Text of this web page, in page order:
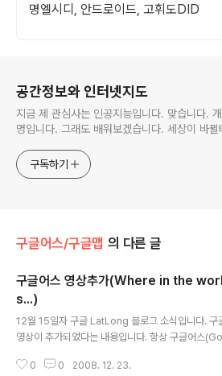
명엘시디, 안드로이드, 고휘도DID
공간정보와 인터넷지도
지금 제 관심사는 인공지능입니다. 맞습니다.
명입니다. 그래도 배워보겠습니다. 세상이 바뀔
구독하기
구글어스/구글맵 의 다른 글
구글어스 영상추가(Where in the
s...)
12월 15일자 구글 LatLong 블로그 소식입니다. 구
영상이 추가되었다는 내용입니다. 항상 구글어스
곳이 갱신 혹은 추가되었는지에 대해 퀴즈가 나오는데
0 0 2008. 12. 23.